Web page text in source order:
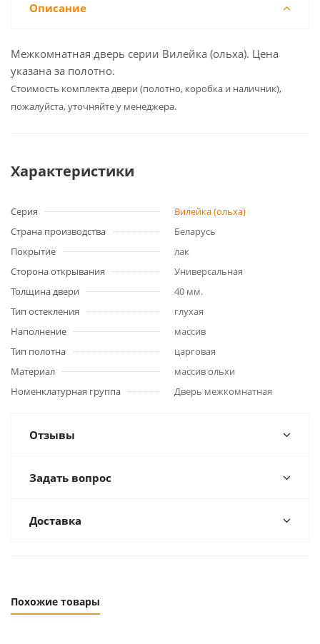
Описание
Межкомнатная дверь серии Вилейка (ольха). Цена
указана за полотно.
Cтоимость комплекта двери (полотно, коробка и наличник),
пожалуйста, уточняйте у менеджера.
Характеристики
Серия
Вилейка (ольха)
Страна производства
Беларусь
Покрытие
лак
Сторона открывания
Универсальная
Толщина двери
40 мм.
Тип остекления
глухая
Наполнение
массив
Тип полотна
царговая
Материал
массив ольхи
Номенклатурная группа
Дверь межкомнатная
Отзывы
Задать вопрос
Доставка
Похожие товары